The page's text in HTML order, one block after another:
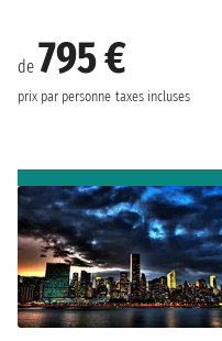
de 795 €
prix par personne taxes incluses